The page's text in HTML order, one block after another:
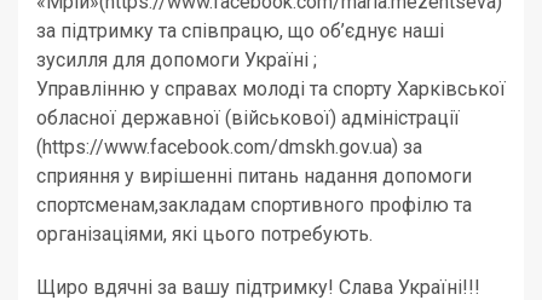
за підтримку та співпрацю, що об’єднує наші
зусилля для допомоги Україні ;
Управлінню у справах молоді та спорту Харківської
обласної державної (військової) адміністрації
(https://www.facebook.com/dmskh.gov.ua) за
сприяння у вирішенні питань надання допомоги
спортсменам,закладам спортивного профілю та
організаціями, які цього потребують.
Щиро вдячні за вашу підтримку! Слава Україні!!!